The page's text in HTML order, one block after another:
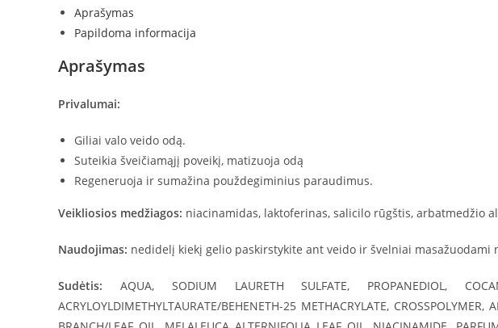
STOP
GELINIS
250
Aprašymas
Papildoma informacija
Aprašymas
Privalumai:
Giliai valo veido odą.
Suteikia šveičiamąjį poveikį, matizuoja odą
Regeneruoja ir sumažina použdegiminius paraudimus.
Veikliosios medžiagos: niacinamidas, laktoferinas, salicilo rūgštis, arbatmedžio
Naudojimas: nedidelį kiekį gelio paskirstykite ant veido ir švelniai
Sudėtis: AQUA, SODIUM LAURETH SULFATE, PROPANEDIOL,
ACRYLOYLDIMETHYLTAURATE/BEHENETH-25 METHACRYLATE,